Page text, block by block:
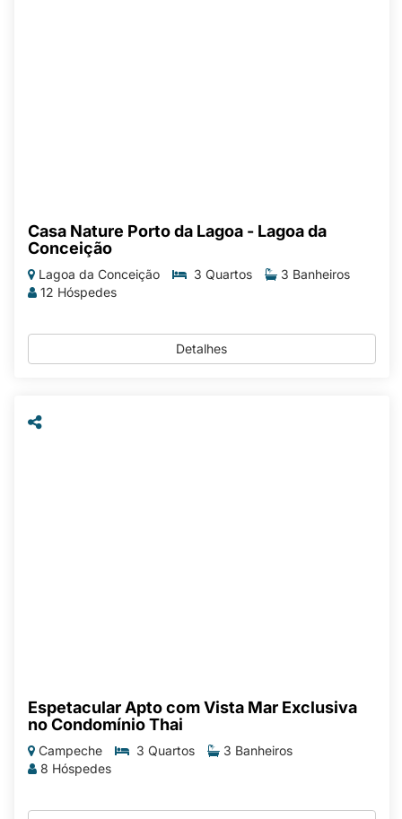
Casa Nature Porto da Lagoa - Lagoa da
Conceição
Lagoa da Conceição 3 Quartos
3 Banheiros
12 Hóspedes
Detalhes
Espetacular Apto com Vista Mar Exclusiva
no Condomínio Thai
Campeche 3 Quartos
3 Banheiros
8 Hóspedes